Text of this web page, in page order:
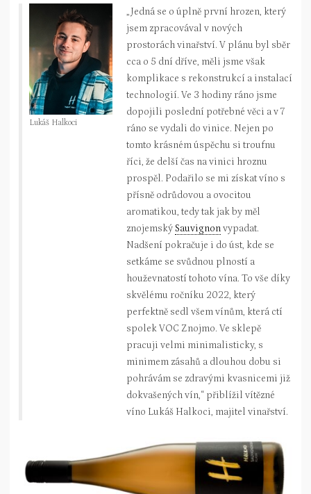
Lukáš Halkoci
„Jedná se o úplně první hrozen, který
jsem zpracovával v nových
prostorách vinařství. V plánu byl sběr
cca o 5 dní dříve, měli jsme však
komplikace s rekonstrukcí a instalací
technologií. Ve 3 hodiny ráno jsme
dopojili poslední potřebné věci a v 7
ráno se vydali do vinice. Nejen po
tomto krásném úspěchu si troufnu
říci, že delší čas na vinici hroznu
prospěl. Podařilo se mi získat víno s
přísně odrůdovou a ovocitou
aromatikou, tedy tak jak by měl
znojemskýSauvignonvypadat.
Nadšení pokračuje i do úst, kde se
setkáme se svůdnou plností a
houževnatostí tohoto vína. To vše díky
skvělému ročníku 2022, který
perfektně sedl všem vínům, která ctí
spolek VOC Znojmo. Ve sklepě
pracuji velmi minimalisticky, s
minimem zásahů a dlouhou dobu si
pohrávám se zdravými kvasnicemi již
dokvašených vín,“ přiblížil vítězné
víno Lukáš Halkoci, majitel vinařství.